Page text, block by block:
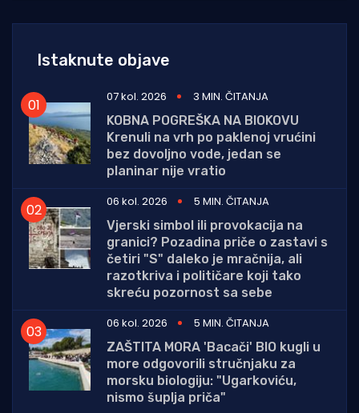
Istaknute objave
07 kol. 2026
3 MIN. ČITANJA
KOBNA POGREŠKA NA BIOKOVU
Krenuli na vrh po paklenoj vrućini
bez dovoljno vode, jedan se
planinar nije vratio
06 kol. 2026
5 MIN. ČITANJA
Vjerski simbol ili provokacija na
granici? Pozadina priče o zastavi s
četiri "S" daleko je mračnija, ali
razotkriva i političare koji tako
skreću pozornost sa sebe
06 kol. 2026
5 MIN. ČITANJA
ZAŠTITA MORA 'Bacači' BIO kugli u
more odgovorili stručnjaku za
morsku biologiju: "Ugarkoviću,
nismo šuplja priča"